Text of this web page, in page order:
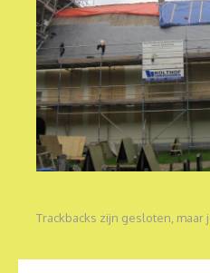
Trackbacks zijn gesloten, maar